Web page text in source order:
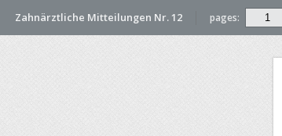
Zahnärztliche Mitteilungen Nr. 12 pages: